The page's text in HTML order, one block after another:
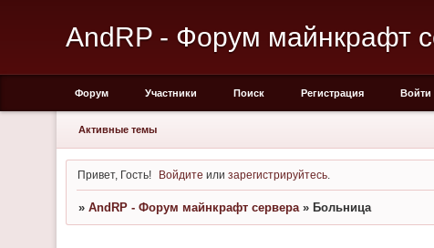
AndRP - Форум майнкрафт
Форум Участники Поиск Регистрация Войти
Активные темы
Привет, Гость! Войдите илизарегистрируйтесь
» AndRP - Форум майнкрафт сервера » Больница